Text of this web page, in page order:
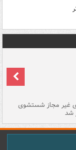
غیر مجاز شستشوی
شد